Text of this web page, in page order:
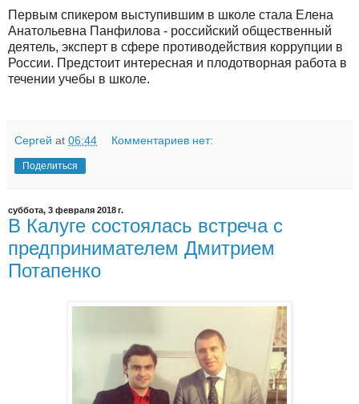
Первым спикером выступившим в школе стала Елена
Анатольевна Панфилова - российский общественный
деятель, эксперт в сфере противодействия коррупции в
России. Предстоит интересная и плодотворная работа в
течении учебы в школе.
Сергей at 06:44 Комментариев нет:
Поделиться
суббота, 3 февраля 2018 г.
В Калуге состоялась встреча с
предпринимателем Дмитрием
Потапенко